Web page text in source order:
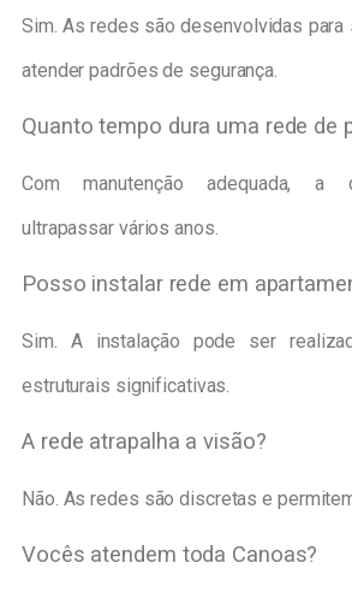
Sim. As redes são desenvolvidas para
atender padrões de segurança.
Quanto tempo dura uma rede de
Com manutenção adequada, a
ultrapassar vários anos.
Posso instalar rede em
Sim. A instalação pode ser
estruturais significativas.
A rede atrapalha a visão?
Não. As redes são discretas e
Vocês atendem toda Canoas?